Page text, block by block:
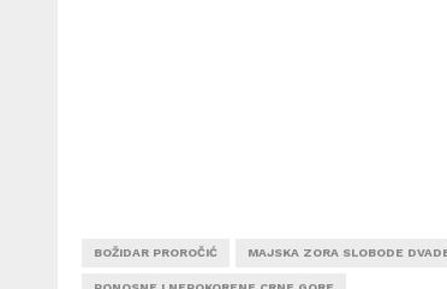
BOŽIDAR PROROČIĆ MAJSKA ZORA SLOBODE